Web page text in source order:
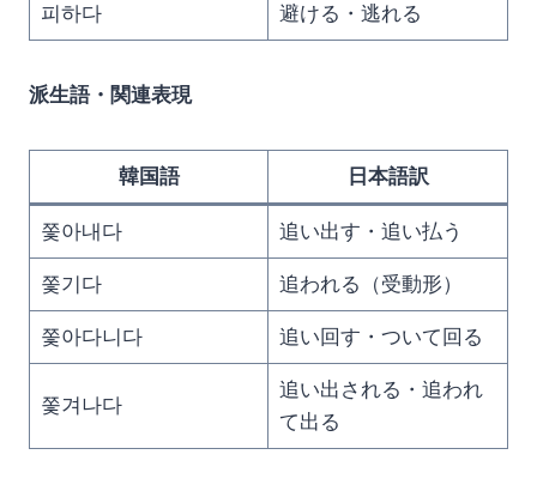
피하다 避ける・逃れる
派生語・関連表現
韓国語 日本語訳
쫓아내다 追い出す・追い払う
쫓기다 追われる（受動形）
쫓아다니다 追い回す・ついて回る
쫓겨나다
追い出される・追われ
て出る